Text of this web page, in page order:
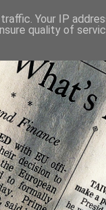
Your IP
quality of